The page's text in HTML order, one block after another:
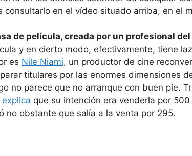
consultarlo en el vídeo situado arriba, en el
de película, creada por un profesional
y en cierto modo, efectivamente, tiene
es Nile Niami, un productor de cine
titulares por las enormes dimensiones
no parece que no arranque con buen pie.
que su intención era venderla por
no obstante que salía a la venta por 295.